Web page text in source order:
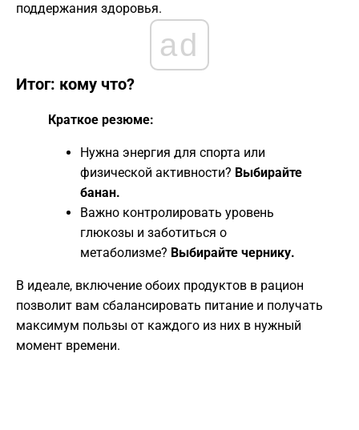
поддержания здоровья.
ad
​Итог: кому что?
Краткое резюме:
​Нужна энергия для спорта или
физической активности? Выбирайте
банан.
​Важно контролировать уровень
глюкозы и заботиться о
метаболизме? Выбирайте чернику.
​В идеале, включение обоих продуктов в рацион
позволит вам сбалансировать питание и получать
максимум пользы от каждого из них в нужный
момент времени.